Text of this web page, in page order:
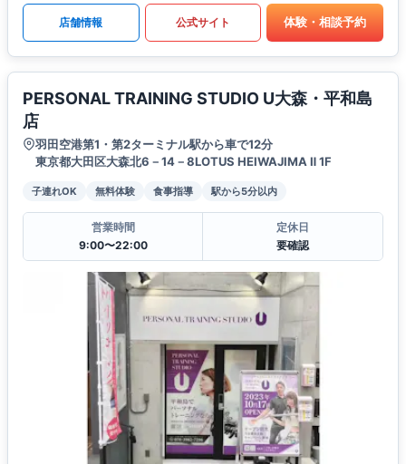
店舗情報 公式サイト 体験・相談予約
PERSONAL TRAINING STUDIO U大森・平和島
店
羽田空港第1・第2ターミナル駅から車で12分
東京都大田区大森北6－14－8LOTUS HEIWAJIMA Ⅱ 1F
子連れOK 無料体験 食事指導 駅から5分以内
営業時間
9:00〜22:00
定休日
要確認